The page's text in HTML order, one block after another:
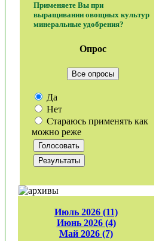
Применяете Вы при
выращивании овощных культур
минеральные удобрения?
Опрос
Все опросы
Да
Нет
Стараюсь применять как
можно реже
Июль 2026 (11)
Июнь 2026 (4)
Май 2026 (7)